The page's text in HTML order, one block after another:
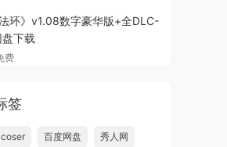
法环》v1.08数字豪华版+全DLC-
下载
费
签
coser 百度网盘 秀人网